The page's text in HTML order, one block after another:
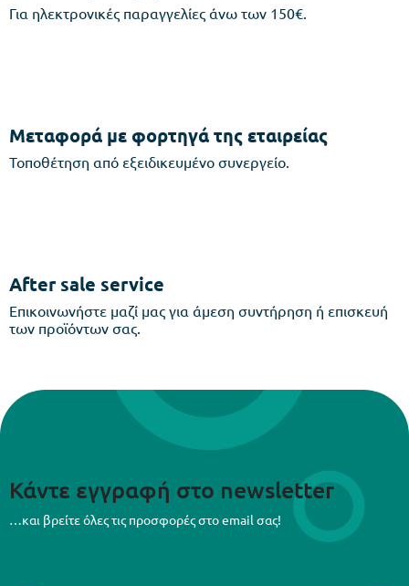
Για ηλεκτρονικές παραγγελίες άνω των 150€.
Μεταφορά με φορτηγά της εταιρείας
Τοποθέτηση από εξειδικευμένο συνεργείο.
After sale service
Επικοινωνήστε μαζί μας για άμεση συντήρηση ή επισκευή
των προϊόντων σας.
Κάντε εγγραφή στο newsletter
…και βρείτε όλες τις προσφορές στο email σας!